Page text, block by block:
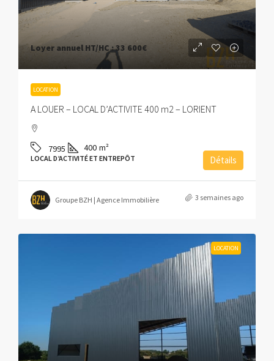
Loyer annuel HT/HC :33 600€
LOCATION
A LOUER – LOCAL D’ACTIVITE 400 m2 – LORIENT
7995 400 m²
LOCAL D’ACTIVITÉ ET ENTREPÔT Détails
Groupe BZH | Agence Immobilière 3 semaines ago
LOCATION